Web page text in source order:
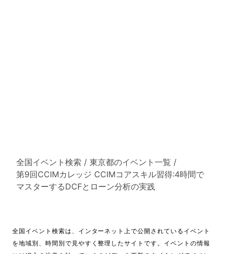
全国イベント検索 / 東京都のイベント一覧 /
第9回CCIMカレッジ CCIMコアスキル習得:4時間で
マスターするDCFとローン分析の実践
全国イベント検索は、インターネット上で公開されているイベント
を地域別、時間別で見やすく整理したサイトです。イベントの情報